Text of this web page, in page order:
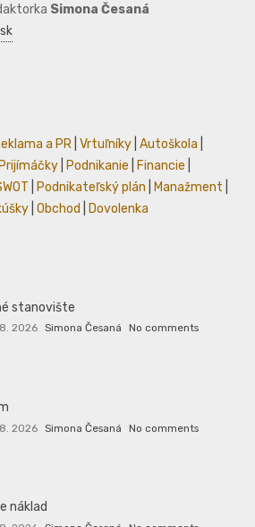
Simona Česaná
a PR Vrtuľníky Autoškola
Prijímáčky Podnikanie Financie
Podnikateľský plán Manažment
Obchod Dovolenka
stanovište
2026 Simona Česaná No comments
2026 Simona Česaná No comments
náklad